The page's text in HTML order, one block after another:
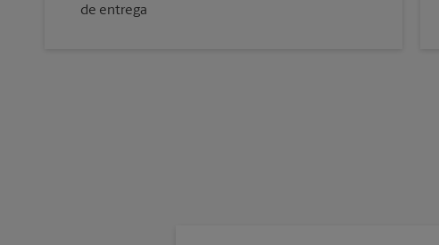
de entrega